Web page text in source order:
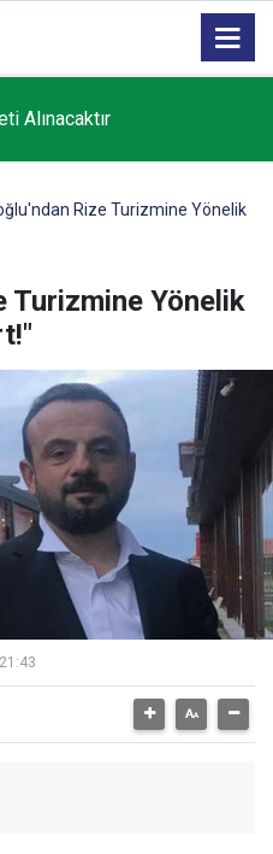
hazırlıklarını sürdürdü
Rize Turizmine Yönelik
Turizmine Yönelik